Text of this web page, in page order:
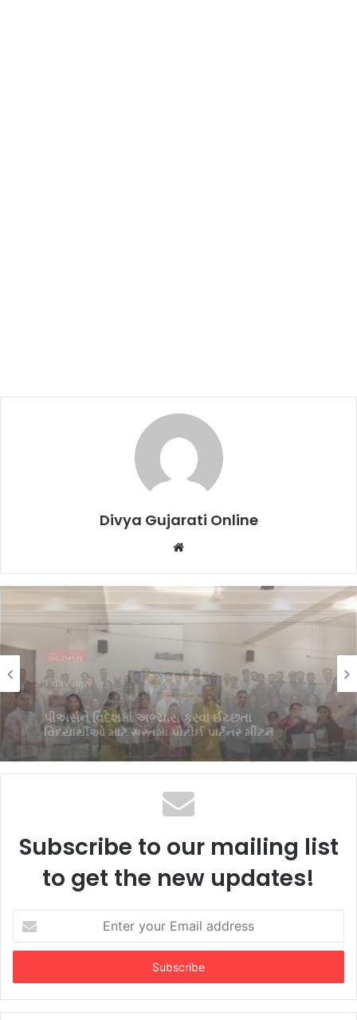
Divya Gujarati Online
Website
એજ્યુકેશન
3 days ago
વિદ્યાર્થીઓમાં ભારતીય સંસ્કૃતિ, સાહિત્યિક
અભિવ્યક્તિ, સર્જનાત્મકતા ઉજાગર કરવા VNSGU
ખાતે વિવિધ સ્પર્ધાઓ યોજાઈ
Subscribe to our mailing list
to get the new updates!
your
Email